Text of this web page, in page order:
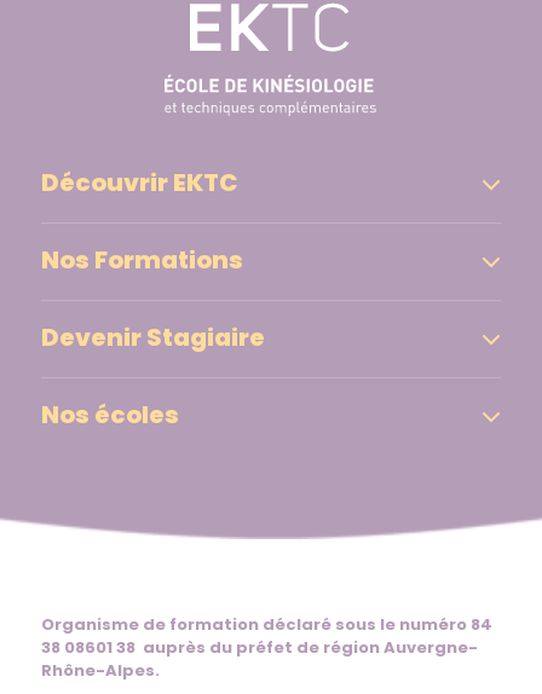
Découvrir EKTC
Nos Formations
Devenir Stagiaire
Nos écoles
Organisme de formation déclaré sous le numéro 84
38 08601 38 auprès du préfet de région Auvergne-
Rhône-Alpes.